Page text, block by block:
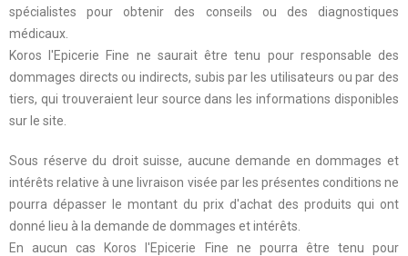
spécialistes pour obtenir des conseils ou des diagnostiques
médicaux.
Koros l'Epicerie Fine ne saurait être tenu pour responsable des
dommages directs ou indirects, subis par les utilisateurs ou par des
tiers, qui trouveraient leur source dans les informations disponibles
sur le site.
Sous réserve du droit suisse, aucune demande en dommages et
intérêts relative à une livraison visée par les présentes conditions ne
pourra dépasser le montant du prix d'achat des produits qui ont
donné lieu à la demande de dommages et intérêts.
En aucun cas Koros l'Epicerie Fine ne pourra être tenu pour